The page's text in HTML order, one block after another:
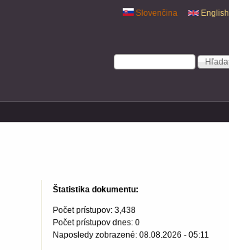
English
Slovenčina
Vyhľadávanie
Hľadať
Štatistika dokumentu:
Počet prístupov: 3,438
Počet prístupov dnes: 0
Naposledy zobrazené: 08.08.2026 - 05:11